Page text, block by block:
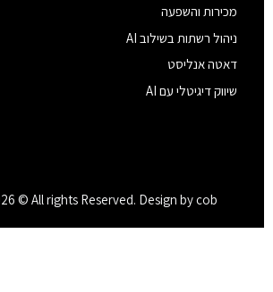
מכירות והשפעה
ניהול רשתות בשילוב AI
דאטה אנליסט
שיווק דיגיטלי עם AI
© All rights Reserved. Design by cob